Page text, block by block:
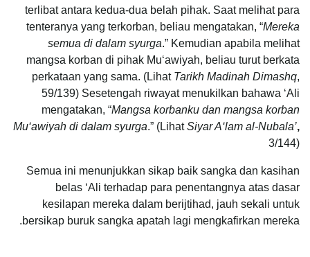
terlibat antara kedua-dua belah pihak. Saat melihat para
tenteranya yang terkorban, beliau mengatakan, “Mereka
semua di dalam syurga.” Kemudian apabila melihat
mangsa korban di pihak Mu‘аwiyah, beliau turut berkata
perkataan yang sama. (Lihat Tarikh Madinah Dimashq,
59/139) Sesetengah riwayat menukilkan bahawa ‘Alі
mengatakan, “Mangsa korbanku dan mangsa korban
Mu‘аwiyah di dalam syurga.” (LihatSiyar A‘lam al-Nubala’,
3/144)
Semua ini menunjukkan sikap baik sangka dan kasihan
belas ‘Alі terhadap para penentangnya atas dasar
kesilapan mereka dalam berijtihad, jauh sekali untuk
bersikap buruk sangka apatah lagi mengkafirkan mereka.